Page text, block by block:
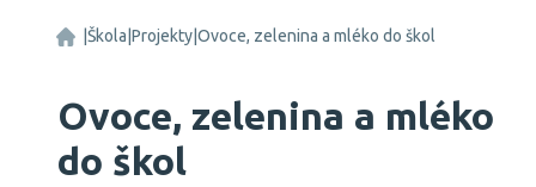
Základní škola Nový Rychnov, okres Pelhřimov
Škola Projekty Ovoce, zelenina a mléko do škol
Ovoce, zelenina a mléko
do škol